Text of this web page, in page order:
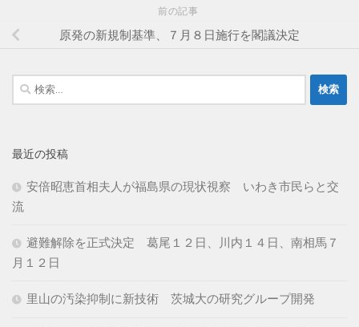
前の記事
原発の新規制基準、７月８日施行を閣議決定
検
索:
最近の投稿
安倍昭恵首相夫人が福島県の現状視察 いわき市民らと交
流
避難解除を正式決定 葛尾１２日、川内１４日、南相馬７
月１２日
里山の汚染抑制に新技術 茨城大の研究グループ開発